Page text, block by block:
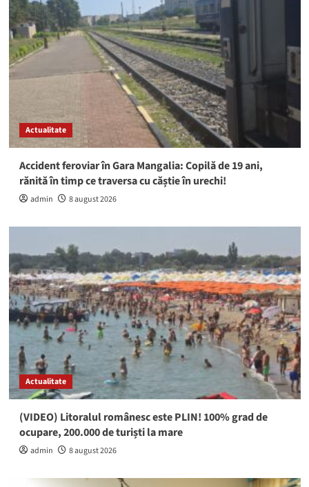
Actualitate
Accident feroviar în Gara Mangalia: Copilă de 19 ani,
rănită în timp ce traversa cu căștie în urechi!
admin 8 august 2026
Actualitate
(VIDEO) Litoralul românesc este PLIN! 100% grad de
ocupare, 200.000 de turiști la mare
admin 8 august 2026